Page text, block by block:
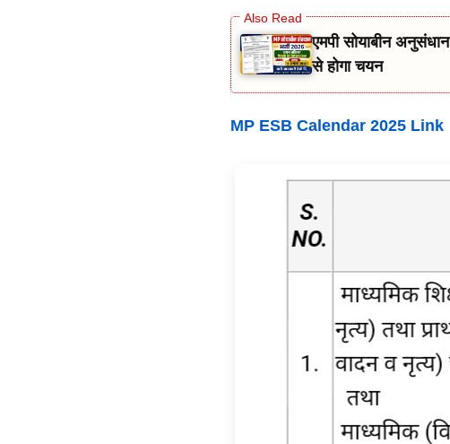
एमपी सोयाबीन
से होगा चयन
MP ESB Calendar 2025 Link